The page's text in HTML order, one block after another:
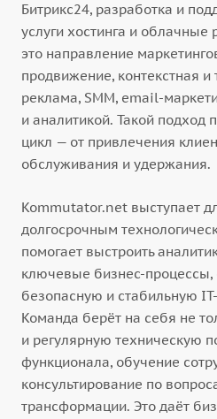
Битрикс24, разработка и
услуги хостинга и
это направление
продвижение, контекстная и
реклама, SMM, email-
и аналитикой. Такой подход
цикл — от привлечения
обслуживания и удержания.
Kommutator.net выступает
долгосрочным
помогает выстроить
ключевые бизнес-процессы,
безопасную и стабильную
Команда берёт на себя не
и регулярную техническую
функционала, обучение
консультирование по
трансформации. Это даёт